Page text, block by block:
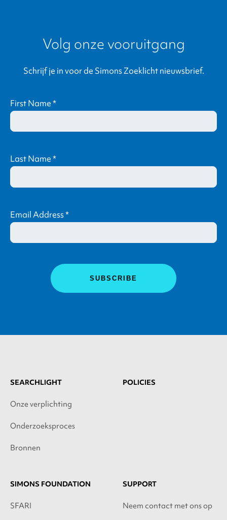
Volg onze vooruitgang
Schrijf je in voor de Simons Zoeklicht nieuwsbrief.
First Name*
Last Name*
Email Address*
SEARCHLIGHT
Onze verplichting
Onderzoeksproces
Bronnen
POLICIES
SIMONS FOUNDATION
SFARI
SUPPORT
Neem contact met ons op